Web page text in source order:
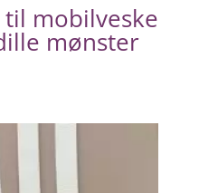
mobilveske
mønster